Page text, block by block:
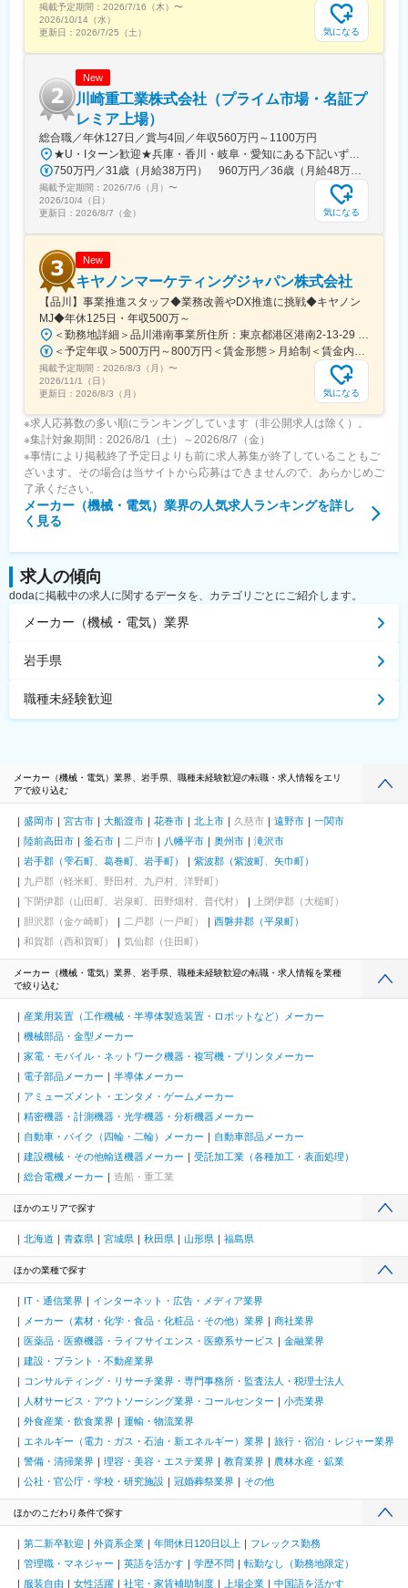
稼働を支えてきました。溶射技術から高活性光触媒技術を開発・
製品化し、コイル再生技術を発展させILC向けコイルも製造。これ
らが評価され2018年に「はばたく中小企業・小規模事業者300
社」に選定されました。光触媒搭載の空気抗菌装置「カザノイ
ア」は、日本酒の品質向上や家畜の健康増進などで効果が実証さ
れ、行政・公共施設にも導入されています。
変更の範囲：会社の定める業務
掲載予定期間： 2026/7/16（木） 〜
2026/10/14（水）
更新日： 2026/7/25（土） 気になる
New
川崎重工業株式会社（プライム市場・名証プ
レミア上場）
総合職／年休127日／賞与4回／年収560万円～1100万円
掲載予定期間： 2026/7/6（月） 〜
2026/10/4（日）
更新日： 2026/8/7（金） 気になる
New
キヤノンマーケティングジャパン株式会社
【品川】事業推進スタッフ◆業務改善やDX推進に挑戦◆キヤノン
MJ◆年休125日・年収500万～
掲載予定期間： 2026/8/3（月） 〜
2026/11/1（日）
更新日： 2026/8/3（月） 気になる
※求人応募数の多い順にランキングしています（非公開求人は除く）。
※集計対象期間：2026/8/1（土）～2026/8/7（金）
※事情により掲載終了予定日よりも前に求人募集が終了していることもご
ざいます。その場合は当サイトから応募はできませんので、あらかじめご
了承ください。
メーカー（機械・電気）業界の人気求人ランキングを詳し
く見る
求人の傾向
dodaに掲載中の求人に関するデータを、カテゴリごとにご紹介します。
メーカー（機械・電気）業界
岩手県
職種未経験歓迎
メーカー（機械・電気）業界、岩手県、職種未経験歓迎の転職・求人情報をエリ
アで絞り込む
盛岡市 宮古市 大船渡市 花巻市 北上市 久慈市 遠野市
一関市
陸前高田市
釜石市 二戸市 八幡平市 奥州市
滝沢市
岩手郡（雫石町、葛巻町、岩手町）
紫波郡（紫波町、矢巾町）
九戸郡（軽米町、野田村、九戸村、洋野町）
下閉伊郡（山田町、岩泉町、田野畑村、普代村）
上閉伊郡（大槌町）
胆沢郡（金ケ崎町）
二戸郡（一戸町）
西磐井郡（平泉町）
和賀郡（西和賀町）
気仙郡（住田町）
メーカー（機械・電気）業界、岩手県、職種未経験歓迎の転職・求人情報を業種
で絞り込む
産業用装置（工作機械・半導体製造装置・ロボットなど）メーカー
機械部品・金型メーカー
家電・モバイル・ネットワーク機器・複写機・プリンタメーカー
電子部品メーカー
半導体メーカー
アミューズメント・エンタメ・ゲームメーカー
精密機器・計測機器・光学機器・分析機器メーカー
自動車・バイク（四輪・二輪）メーカー
自動車部品メーカー
建設機械・その他輸送機器メーカー
受託加工業（各種加工・表面処理）
総合電機メーカー
造船・重工業
ほかのエリアで探す
北海道 青森県 宮城県 秋田県 山形県 福島県
ほかの業種で探す
IT・通信業界
インターネット・広告・メディア業界
メーカー（素材・化学・食品・化粧品・その他）業界
商社業界
医薬品・医療機器・ライフサイエンス・医療系サービス
金融業界
建設・プラント・不動産業界
コンサルティング・リサーチ業界・専門事務所・監査法人・税理士法人
人材サービス・アウトソーシング業界・コールセンター
小売業界
外食産業・飲食業界
運輸・物流業界
エネルギー（電力・ガス・石油・新エネルギー）業界
旅行・宿泊・レジャー業界
警備・清掃業界
理容・美容・エステ業界 教育業界
農林水産・鉱業
公社・官公庁・学校・研究施設
冠婚葬祭業界 その他
ほかのこだわり条件で探す
第二新卒歓迎 外資系企業 年間休日120日以上
フレックス勤務
管理職・マネジャー
英語を活かす 学歴不問
転勤なし（勤務地限定）
服装自由
女性活躍 社宅・家賃補助制度 上場企業 中国語を活かす